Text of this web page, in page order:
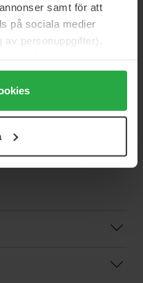
samt för att
på sociala medier
personuppgifter).
accepterar du
kan anpassa
när som helst återkalla
sähköpostiisi? Saat
tarjoukset!